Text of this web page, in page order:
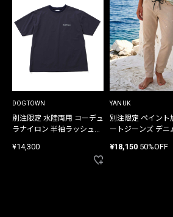
DOGTOWN
別注限定 水陸両用 コーデュ
ラナイロン 半袖ラッシュガ
¥14,300
YANUK
別注限定 ペイント
ートジーンズ デニ
¥18,150 50%OFF